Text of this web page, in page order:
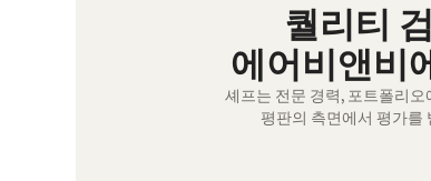
퀄리티
에어비앤비
셰프는 전문 경력, 포트폴리
평판의 측면에서 평가를